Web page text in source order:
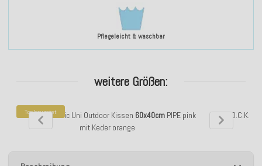
Pflegeleicht & waschbar
weitere Größen:
Top bewertet
H.O.C.K. Classic Uni Outdoor Kissen 60x40cm PIPE pink
mit Keder orange
H.O.C.K.